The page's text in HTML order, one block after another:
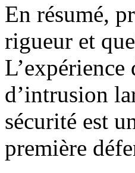
En résumé,
rigueur et
L’expérience
d’intrusion
sécurité est
première